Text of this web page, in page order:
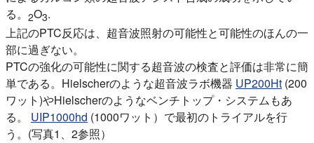
る。 2O3.
上記のPTC反応は、超音波照射の可能性と可能性のほんの一
部に過ぎない。
PTCの強化の可能性に関する超音波の検査と評価は非常に簡
単である。Hielscherのような超音波ラボ機器 UP200Ht (200
ワット)やHielscherのようなベンチトップ・システムもあ
る。 UIP1000hd (1000ワット）で最初のトライアルを行
う。(写真1、2参照）